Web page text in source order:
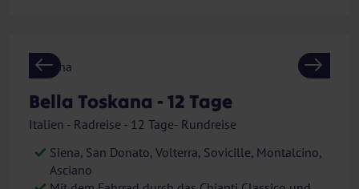
Previous Next
Bella Toskana - 12 Tage
Italien - Radreise - 12 Tage- Rundreise
Siena, San Donato, Volterra, Sovicille, Montalcino,
Asciano